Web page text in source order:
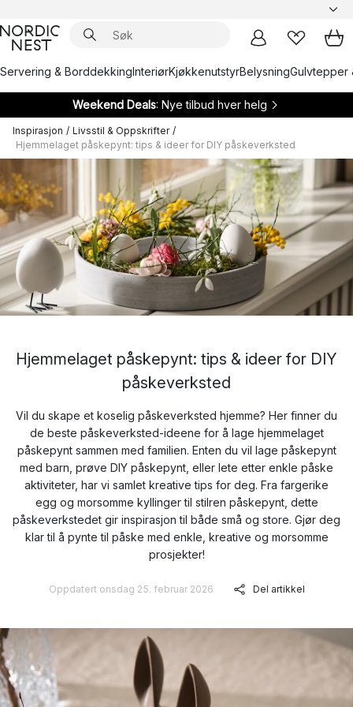
Servering & BorddekkingInteriørKjøkkenutstyrBelysningGulvtepper
Weekend Deals: Nye tilbud hver helg
Inspirasjon / Livsstil & Oppskrifter /
Hjemmelaget påskepynt: tips & ideer for DIY påskeverksted
Hjemmelaget påskepynt: tips & ideer for DIY
påskeverksted
Vil du skape et koselig påskeverksted hjemme? Her finner du
de beste påskeverksted-ideene for å lage hjemmelaget
påskepynt sammen med familien. Enten du vil lage påskepynt
med barn, prøve DIY påskepynt, eller lete etter enkle påske
aktiviteter, har vi samlet kreative tips for deg. Fra fargerike
egg og morsomme kyllinger til stilren påskepynt, dette
påskeverkstedet gir inspirasjon til både små og store. Gjør deg
klar til å pynte til påske med enkle, kreative og morsomme
prosjekter!
Oppdatert onsdag 25. februar 2026 Del artikkel